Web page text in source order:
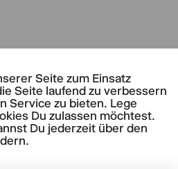
Seite zum Einsatz
Seite laufend zu verbessern
Service zu bieten. Lege
Du zulassen möchtest.
Du jederzeit über den